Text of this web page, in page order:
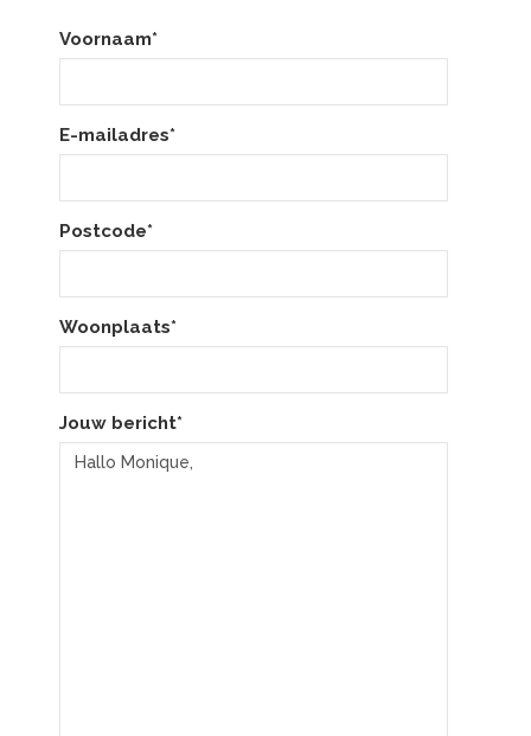
Voornaam*
E-mailadres*
Postcode*
Woonplaats*
Jouw bericht*